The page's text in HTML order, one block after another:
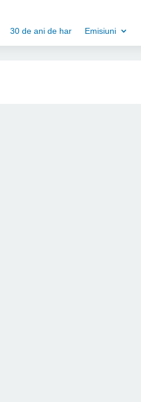
30 de ani de har Emisiuni